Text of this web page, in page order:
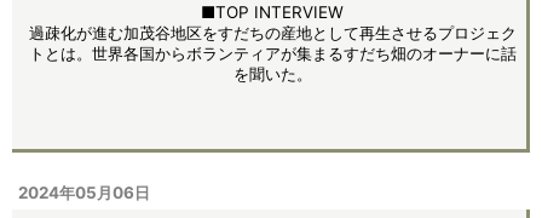
■TOP INTERVIEW
過疎化が進む加茂谷地区をすだちの産地として再生させるプロジェク
トとは。世界各国からボランティアが集まるすだち畑のオーナーに話
を聞いた。
2024年05月06日